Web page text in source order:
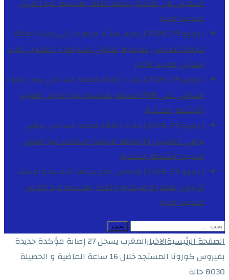
السادس من الدكتور محمد الفائد بمناسبة عيد العرش
المجيدالاخبار
[ يوليو 29, 2026 ]
برقية تهنئة مرفوعة إلى جلالة الملك
محمد السادس بمناسبة الذكرى السابعة و العشرين لعيد
العرش المجيدالاخبار
[ يوليو 29, 2026 ]
جلالة الملك محمد السادس يصدر عفوه
السامي على 1788 شخصا بمناسبة عيد العرش المجيد
الأنشطة الملكية
[ يوليو 29, 2026 ]
جلالة الملك محمد السادس يترأس
يومي الخميس والجمعة مراسم احتفالات عيد العرش
المجيدالأنشطة الملكية
[ يوليو 29, 2026 ]
مراكش تعزز بنياتها التحتية وعرضها
التربوي بمشاريع هيكلية واعدة بمناسبة عيد العرش
المجيدالاخبار
البحث
عن:
الصفحة الرئيسيةالاخبار
المغرب يسجل 27 إصابة مؤكدة جديدة
بفيروس كورونا المستجد خلال 16 ساعة الماضية و الحصيلة
8030 حالة